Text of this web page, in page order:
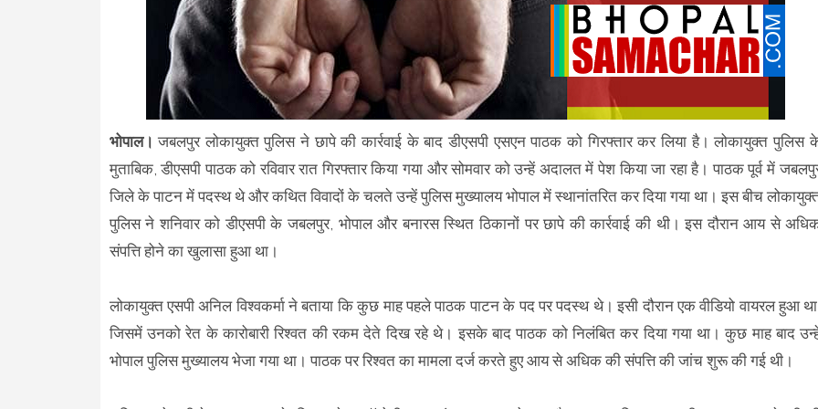
भोपाल। जबलपुर लोकायुक्त पुलिस ने छापे की कार्रवाई के बाद डीएसपी एसएन पाठक को गिरफ्तार कर लिया है। लोकायुक्त पुलिस
मुताबिक, डीएसपी पाठक को रविवार रात गिरफ्तार किया गया और सोमवार को उन्हें अदालत में पेश किया जा रहा है। पाठक पूर्व में
जिले के पाटन में पदस्थ थे और कथित विवादों के चलते उन्हें पुलिस मुख्यालय भोपाल में स्थानांतरित कर दिया गया था। इस बीच
पुलिस ने शनिवार को डीएसपी के जबलपुर, भोपाल और बनारस स्थित ठिकानों पर छापे की कार्रवाई की थी। इस दौरान आय से
संपत्ति होने का खुलासा हुआ था।
लोकायुक्त एसपी अनिल विश्वकर्मा ने बताया कि कुछ माह पहले पाठक पाटन के पद पर पदस्थ थे। इसी दौरान एक वीडियो वायरल हुआ
जिसमें उनको रेत के कारोबारी रिश्वत की रकम देते दिख रहे थे। इसके बाद पाठक को निलंबित कर दिया गया था। कुछ माह बाद
भोपाल पुलिस मुख्यालय भेजा गया था। पाठक पर रिश्वत का मामला दर्ज करते हुए आय से अधिक की संपत्ति की जांच शुरू की गई थी।